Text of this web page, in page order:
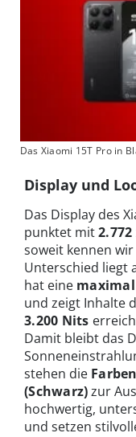
Das Xiaomi 15T Pro in
Display und
Das Display des
punktet mit
soweit kennen
Unterschied liegt
hat eine
und zeigt Inhalte
3.200 Nits
Damit bleibt das
stehen die
(Schwarz)zur
hochwertig,
und setzen